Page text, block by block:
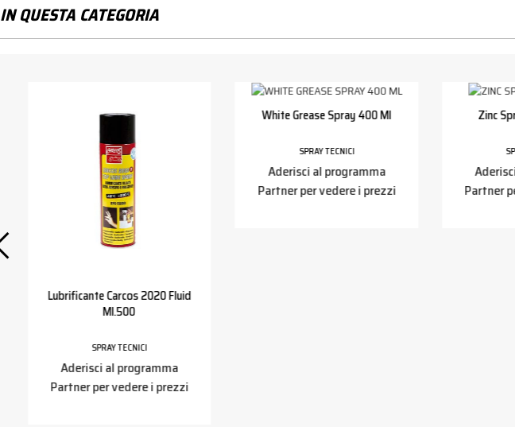
IN QUESTA CATEGORIA
Lubrificante Carcos 2020 Fluid
Ml.500
SPRAY TECNICI
Aderisci al programma
Partner per vedere i prezzi
White Grease Spray 400 Ml
SPRAY TECNICI
Aderisci al programma
Partner per vedere i prezzi
Zinc
Partner